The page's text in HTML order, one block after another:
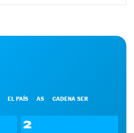
EL PAÍS AS CADENA SER
2